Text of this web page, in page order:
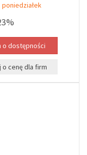
poniedziałek
o cenę dla firm